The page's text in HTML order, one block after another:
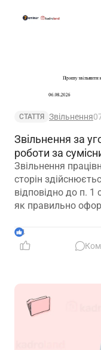
СТАТТЯ Звільнення
Звільнення за
роботи за
Звільнення
сторін
відповідно до п. 1
як правильно
зафіксувати
роботодавцем.
4